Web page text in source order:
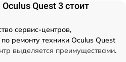
Quest 3 стоит
сервис-центров,
ремонту техники Oculus Quest
выделяется преимуществами.